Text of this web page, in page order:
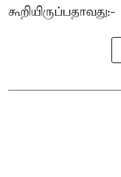
கூறியிருப்பதாவது:-